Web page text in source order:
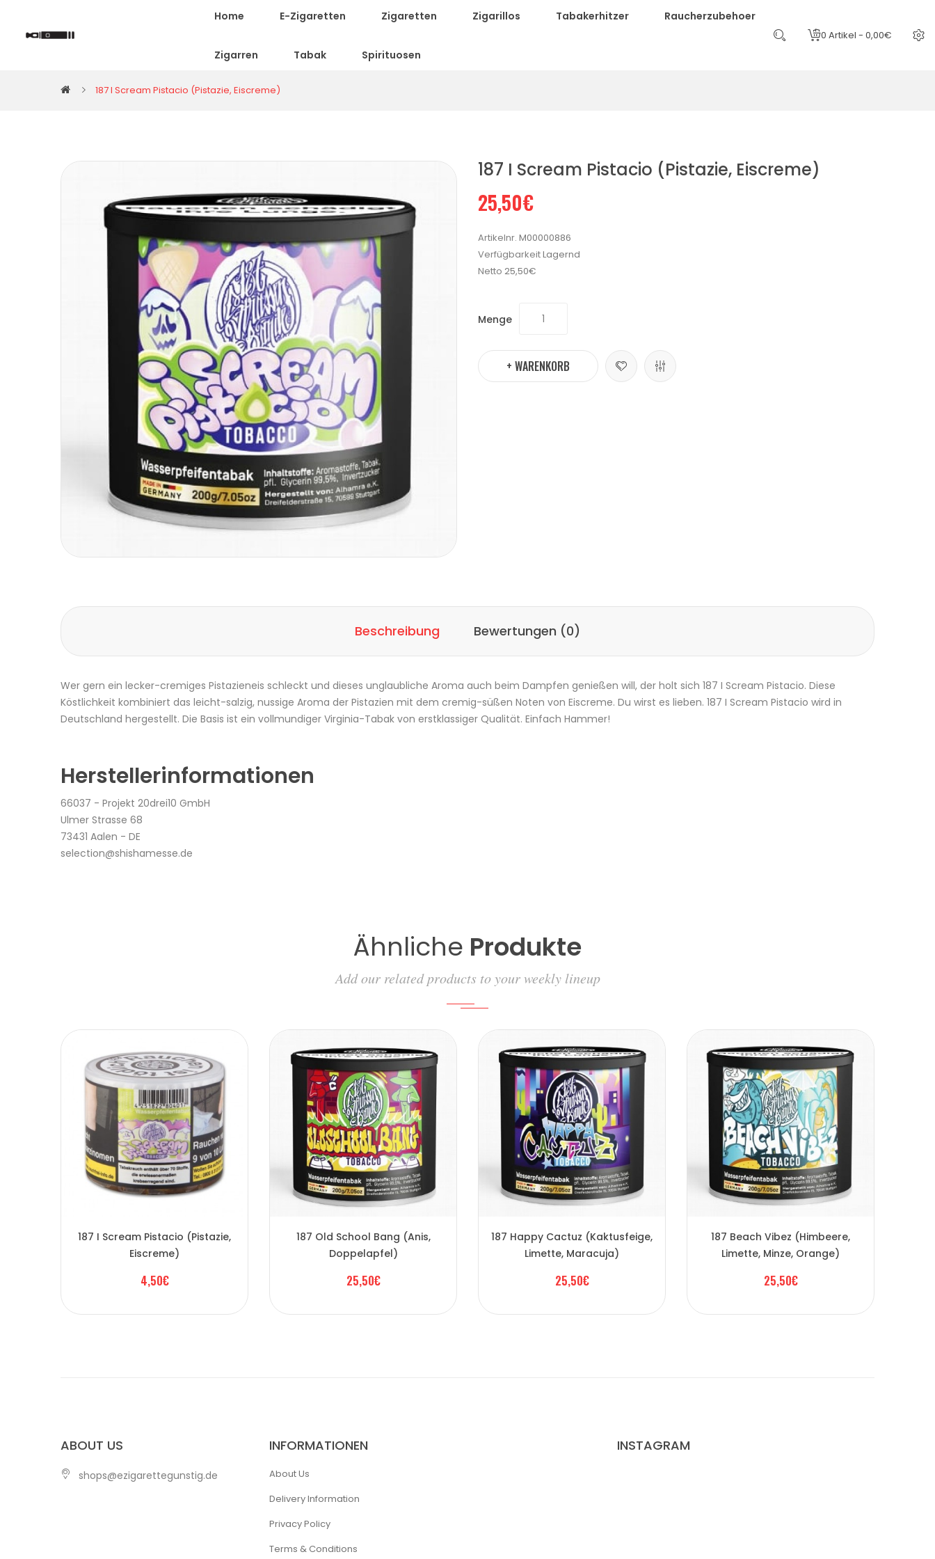
Home E-Zigaretten Zigaretten Zigarillos Tabakerhitzer Raucherzubehoer
Zigarren Tabak Spirituosen
0 Artikel - 0,00€
187 I Scream Pistacio (Pistazie, Eiscreme)
187 I Scream Pistacio (Pistazie, Eiscreme)
25,50€
Artikelnr. M00000886
VerfügbarkeitLagernd
Netto 25,50€
Menge
+ WARENKORB
Beschreibung Bewertungen (0)
Wer gern ein lecker-cremiges Pistazieneis schleckt und dieses unglaubliche Aroma auch beim Dampfen genießen will, der holt sich 187 I Scream Pistacio. Diese
Köstlichkeit kombiniert das leicht-salzig, nussige Aroma der Pistazien mit dem cremig-süßen Noten von Eiscreme. Du wirst es lieben. 187 I Scream Pistacio wird in
Deutschland hergestellt. Die Basis ist ein vollmundiger Virginia-Tabak von erstklassiger Qualität. Einfach Hammer!
Herstellerinformationen
66037 - Projekt 20drei10 GmbH
Ulmer Strasse 68
73431 Aalen - DE
selection@shishamesse.de
Ähnliche Produkte
Add our related products to your weekly lineup
187 I Scream Pistacio (Pistazie,
Eiscreme)
4,50€
187 Old School Bang (Anis,
Doppelapfel)
25,50€
187 Happy Cactuz (Kaktusfeige,
Limette, Maracuja)
25,50€
187 Beach Vibez (Himbeere,
Limette, Minze, Orange)
25,50€
ABOUT US
shops@ezigarettegunstig.de
INFORMATIONEN
About Us
Delivery Information
Privacy Policy
Terms & Conditions
INSTAGRAM